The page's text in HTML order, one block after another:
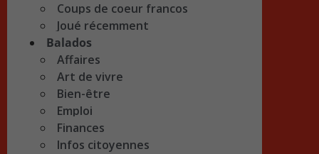
Coups de coeur francos
Joué récemment
Balados
Affaires
Art de vivre
Bien-être
Emploi
Finances
Infos citoyennes